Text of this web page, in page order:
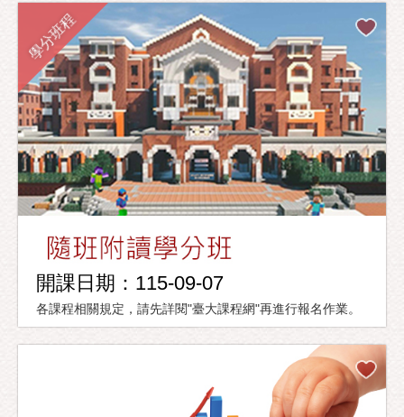
學分班程
開課日期：115-09-07
各課程相關規定，請先詳閱"臺大課程網"再進行報名作業。